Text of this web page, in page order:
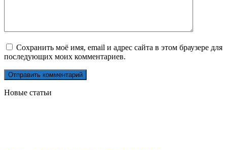
Сохранить моё имя, email и адрес сайта в этом браузере для
последующих моих комментариев.
Новые статьи